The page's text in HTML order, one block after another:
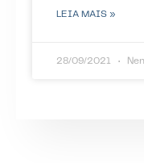
LEIA MAIS »
28/09/2021